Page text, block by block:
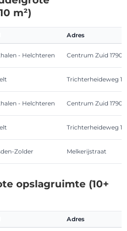
m²)
Adres
- Helchteren Centrum Zuid 1790
Trichterheideweg 11
- Helchteren Centrum Zuid 1790
Trichterheideweg 11
Zolder Melkerijstraat
opslagruimte (10+
Adres